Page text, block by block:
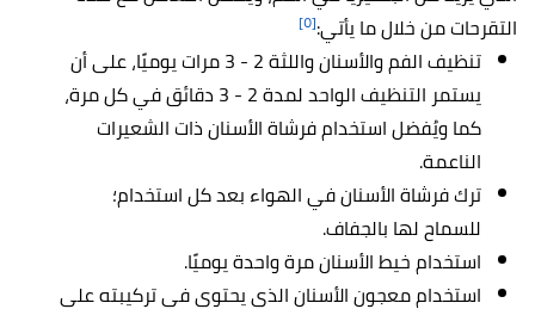
التقرحات من خلال ما يأتي:[٥]
تنظيف الفم والأسنان واللثة 2 - 3 مرات يوميًا، على أن
يستمر التنظيف الواحد لمدة 2 - 3 دقائق في كل مرة،
كما ويُفضل استخدام فرشاة الأسنان ذات الشعيرات
الناعمة.
ترك فرشاة الأسنان في الهواء بعد كل استخدام؛
للسماح لها بالجفاف.
استخدام خيط الأسنان مرة واحدة يوميًا.
استخدام معجون الأسنان الذي يحتوي في تركيبته على